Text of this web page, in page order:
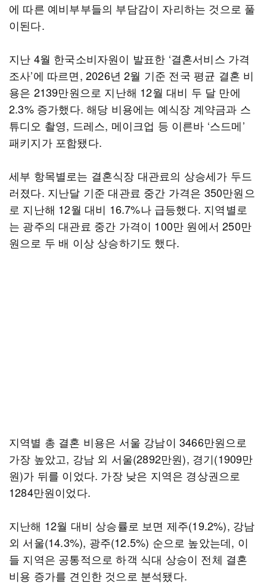
에 따른 예비부부들의 부담감이 자리하는 것으로 풀
이된다.
지난 4월 한국소비자원이 발표한 ‘결혼서비스 가격
조사’에 따르면, 2026년 2월 기준 전국 평균 결혼 비
용은 2139만원으로 지난해 12월 대비 두 달 만에
2.3% 증가했다. 해당 비용에는 예식장 계약금과 스
튜디오 촬영, 드레스, 메이크업 등 이른바 ‘스드메’
패키지가 포함됐다.
세부 항목별로는 결혼식장 대관료의 상승세가 두드
러졌다. 지난달 기준 대관료 중간 가격은 350만원으
로 지난해 12월 대비 16.7%나 급등했다. 지역별로
는 광주의 대관료 중간 가격이 100만 원에서 250만
원으로 두 배 이상 상승하기도 했다.
지역별 총 결혼 비용은 서울 강남이 3466만원으로
가장 높았고, 강남 외 서울(2892만원), 경기(1909만
원)가 뒤를 이었다. 가장 낮은 지역은 경상권으로
1284만원이었다.
지난해 12월 대비 상승률로 보면 제주(19.2%), 강남
외 서울(14.3%), 광주(12.5%) 순으로 높았는데, 이
들 지역은 공통적으로 하객 식대 상승이 전체 결혼
비용 증가를 견인한 것으로 분석됐다.